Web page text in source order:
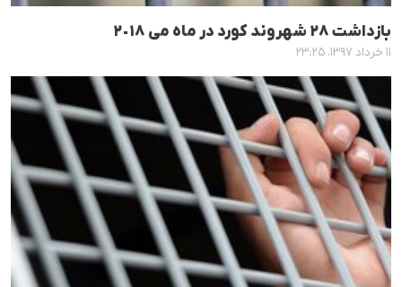
بازداشت ٢٨ شهروند کورد در ماه می ٢٠١٨
۱۱ خرداد ۱۳۹۷، ۲۳:۲۵